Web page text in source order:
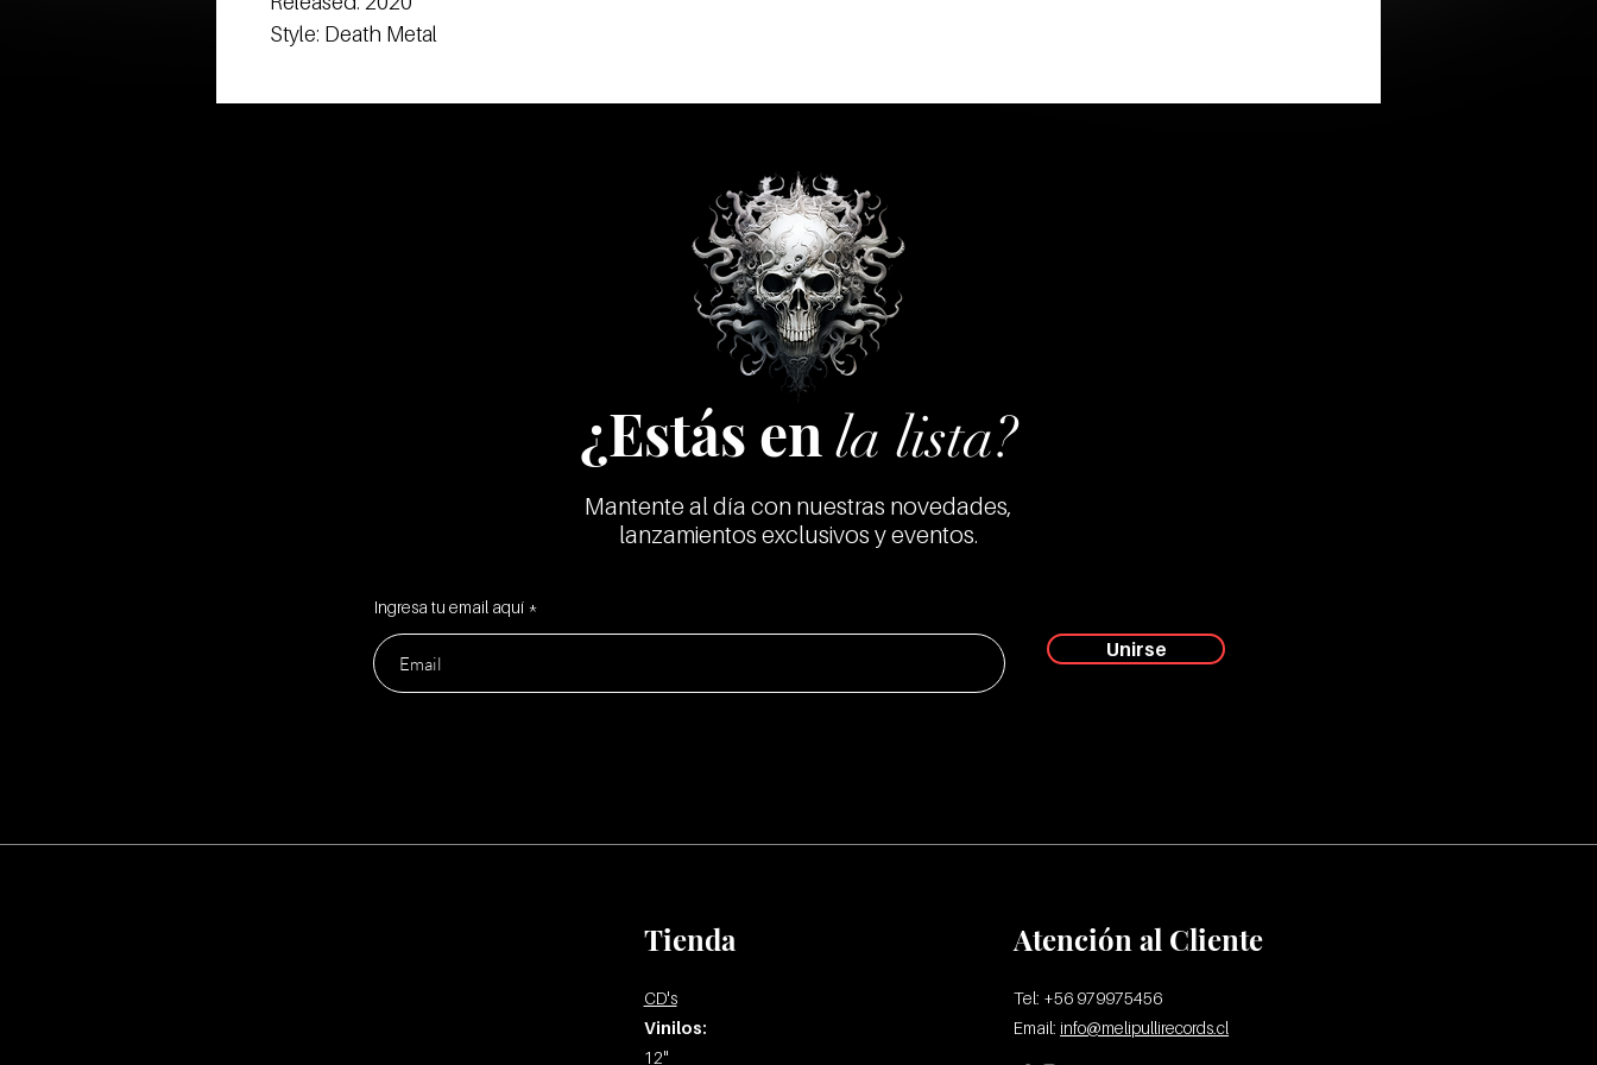
Style: Death Metal
¿Estás en la lista?
Mantente al día con nuestras novedades,
lanzamientos exclusivos y eventos.
Ingresa tu email aquí
Unirse
Tienda
CD's
Vinilos:
12"
Atención al Cliente
Tel: +56 979975456
Email: info@melipullirecords.cl